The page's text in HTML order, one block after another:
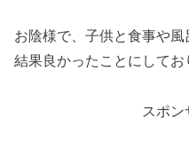
お陰様で、子供と食事や風
結果良かったことにしてお
スポン